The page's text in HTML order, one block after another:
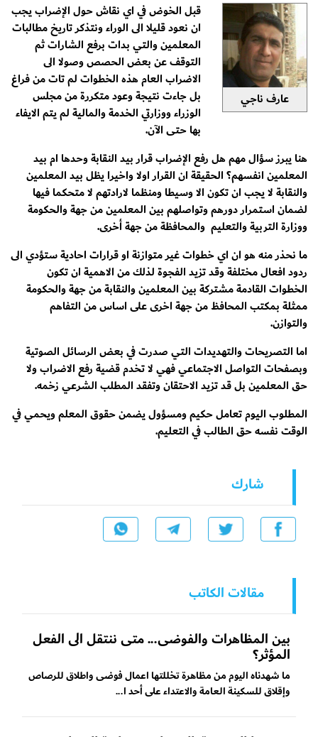
عارف ناجي
قبل الخوض في اي نقاش حول الإضراب يجب
ان نعود قليلا الى الوراء ونتذكر تاريخ مطالبات
المعلمين والتي بدات برفع الشارات ثم
التوقف عن بعض الحصص وصولا الى
الاضراب العام هذه الخطوات لم تات من فراغ
بل جاءت نتيجة وعود متكررة من مجلس
الوزراء ووزارتي الخدمة والمالية لم يتم الايفاء
بها حتى الآن.
هنا يبرز سؤال مهم هل رفع الإضراب قرار بيد النقابة وحدها ام بيد
المعلمين انفسهم؟ الحقيقة ان القرار اولا واخيرا يظل بيد المعلمين
والنقابة لا يجب ان تكون الا وسيطا ومنظما لارادتهم لا متحكما فيها
لضمان استمرار دورهم وتواصلهم بين المعلمين من جهة والحكومة
ووزارة التربية والتعليم والمحافظة من جهة أخرى.
ما نحذر منه هو ان اي خطوات غير متوازنة او قرارات احادية ستؤدي الى
ردود افعال مختلفة وقد تزيد الفجوة لذلك من الاهمية ان تكون
الخطوات القادمة مشتركة بين المعلمين والنقابة من جهة والحكومة
ممثلة بمكتب المحافظ من جهة اخرى على اساس من التفاهم
والتوازن.
اما التصريحات والتهديدات التي صدرت في بعض الرسائل الصوتية
وبصفحات التواصل الاجتماعي فهي لا تخدم قضية رفع الاضراب ولا
حق المعلمين بل قد تزيد الاحتقان وتفقد المطلب الشرعي زخمه.
المطلوب اليوم تعامل حكيم ومسؤول يضمن حقوق المعلم ويحمي في
الوقت نفسه حق الطالب في التعليم.
شارك
مقالات الكاتب
بين المظاهرات والفوضى... متى ننتقل الى الفعل
المؤثر؟
ما شهدناه اليوم من مظاهرة تخللتها اعمال فوضى واطلاق للرصاص
وإقلاق للسكينة العامة والاعتداء على أحد ا...